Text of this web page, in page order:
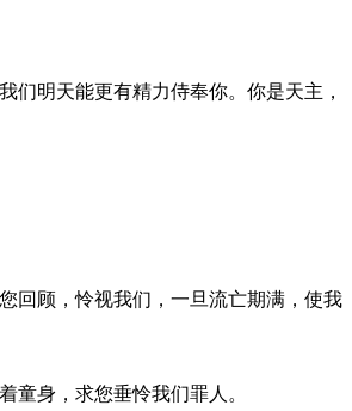
们明天能更有精力侍奉你。你是天主，
回顾，怜视我们，一旦流亡期满，使我
童身，求您垂怜我们罪人。